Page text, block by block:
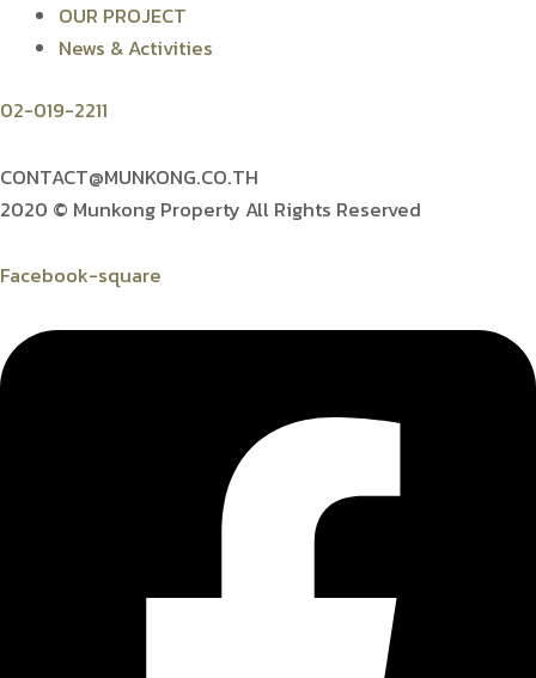
OUR PROJECT
News & Activities
02-019-2211
CONTACT@MUNKONG.CO.TH
2020 © Munkong Property All Rights Reserved
Facebook-square